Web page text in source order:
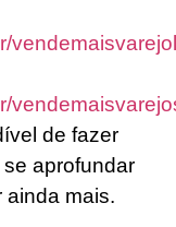
de fazer
aprofundar
ainda mais.